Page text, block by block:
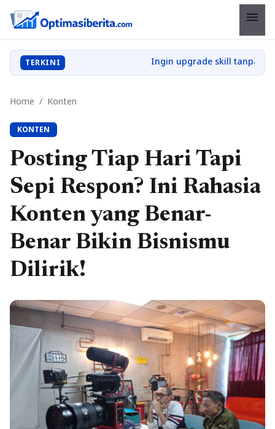
menu
TERKINI
Home / Konten
KONTEN
Posting Tiap Hari Tapi
Sepi Respon? Ini Rahasia
Konten yang Benar-
Benar Bikin Bisnismu
Dilirik!